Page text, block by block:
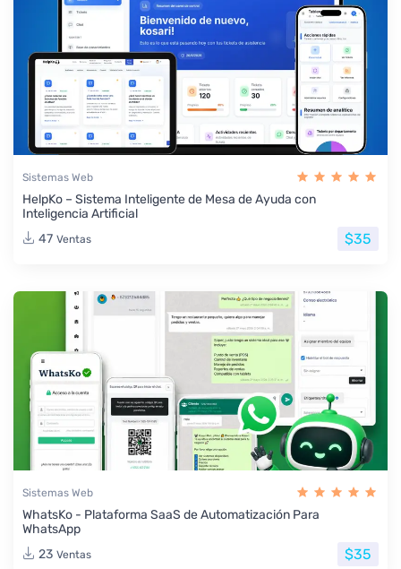
Sistemas Web
HelpKo – Sistema Inteligente de Mesa de Ayuda con
Inteligencia Artificial
47 Ventas $35
Sistemas Web
WhatsKo - Plataforma SaaS de Automatización Para
WhatsApp
23 Ventas $35